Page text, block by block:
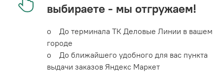
выбираете - мы отгружаем!
o До терминала ТК Деловые Линии в вашем
городе
o До ближайшего удобного для вас пункта
выдачи заказов Яндекс Маркет